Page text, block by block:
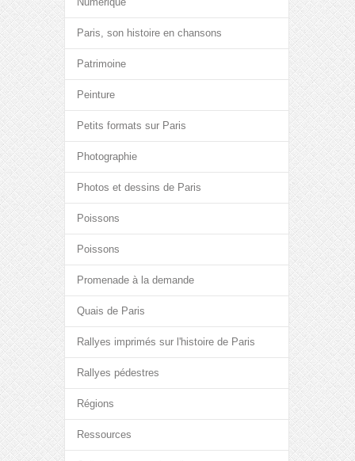
Paris, son histoire en chansons
Patrimoine
Peinture
Petits formats sur Paris
Photographie
Photos et dessins de Paris
Poissons
Poissons
Promenade à la demande
Quais de Paris
Rallyes imprimés sur l'histoire de Paris
Rallyes pédestres
Régions
Ressources